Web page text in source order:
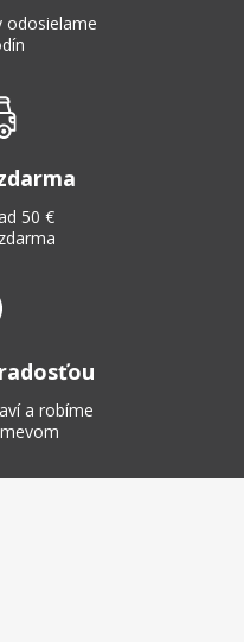
odosielame
50 €
a robíme